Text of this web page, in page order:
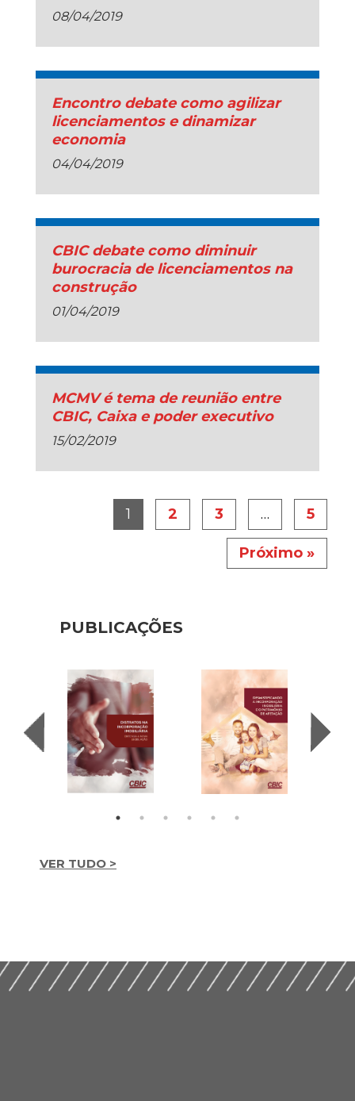
08/04/2019
Encontro debate como agilizar
licenciamentos e dinamizar
economia
04/04/2019
CBIC debate como diminuir
burocracia de licenciamentos na
construção
01/04/2019
MCMV é tema de reunião entre
CBIC, Caixa e poder executivo
15/02/2019
1 2 3 … 5
Próximo »
PUBLICAÇÕES
VER TUDO >